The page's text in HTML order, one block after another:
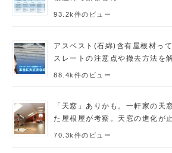
93.2k件のビュー
アスベスト(石綿)含有屋根材っ
スレートの注意点や撤去方法を
88.4k件のビュー
「天窓」ありかも。一軒家の天
た屋根屋が考察。天窓の進化が
70.3k件のビュー